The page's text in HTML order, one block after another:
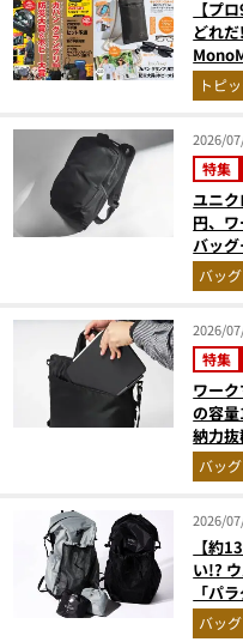
【プ
どれ
トピ
2026/
特集
ユニ
円、
バッ
ベスト
バッグ
2026/
特集
ワー
の容
納力
グの
月版）
バッグ
2026/
【約
い!?
「パ
バッグ